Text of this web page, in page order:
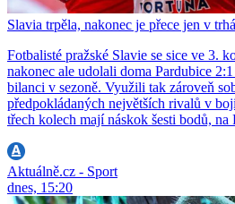
Slavia trpěla, nakonec je přece jen v
Fotbalisté pražské Slavie se sice ve 3.
nakonec ale udolali doma Pardubice
bilanci v sezoně. Využili tak zároveň
předpokládaných největších rivalů v
třech kolech mají náskok šesti bodů, na
Aktuálně.cz - Sport
dnes, 15:20